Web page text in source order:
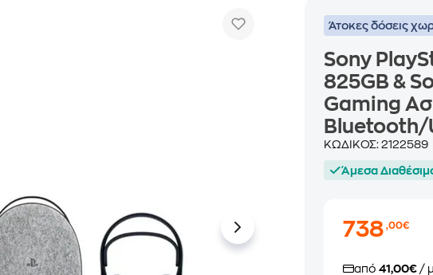
Άτοκες δόσεις
Sony
825GB &
Gaming
Bluetooth/
ΚΩΔΙΚΟΣ:2122589
Άμεσα
738,00€
από41,00€ /